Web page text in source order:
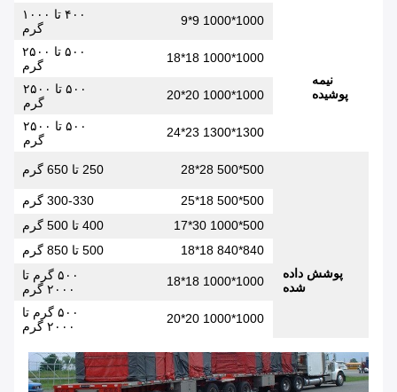
نیمه
پوشیده
1000*1000 9*9
۴۰۰ تا ۱۰۰۰
گرم
1000*1000 18*18
۵۰۰ تا ۲۵۰۰
گرم
1000*1000 20*20
۵۰۰ تا ۲۵۰۰
گرم
1300*1300 23*24
۵۰۰ تا ۲۵۰۰
گرم
پوشش داده
شده
500*500 28*28 250 تا 650 گرم
500*500 18*25 300-330 گرم
500*1000 30*17
400 تا 500 گرم
840*840 18*18
500 تا 850 گرم
1000*1000 18*18
۵۰۰ گرم تا
۲۰۰۰ گرم
1000*1000 20*20
۵۰۰ گرم تا
۲۰۰۰ گرم